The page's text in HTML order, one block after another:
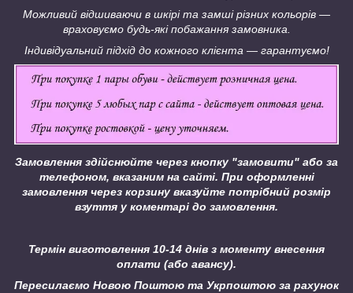
Можливий відшиваючи в шкірі та замші різних кольорів ―
враховуємо будь-які побажання замовника.
Індивідуальний підхід до кожного клієнта ― гарантуємо!
Замовлення здійснюйте через кнопку "замовити" або за
телефоном, вказаним на сайті. При оформленні
замовлення через корзину вказуйте потрібний розмір
взуття у коментарі до замовлення.
Термін виготовлення 10-14 днів з моменту внесення
оплати (або авансу).
Пересилаємо Новою Поштою та Укрпоштою за рахунок